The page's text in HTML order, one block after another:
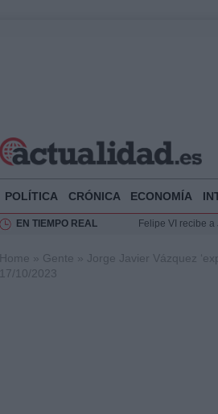
POLÍTICA CRÓNICA ECONOMÍA
EN TIEMPO REAL
Felipe VI recibe
Impacto
Home » Gente » Jorge Javier Vázquez
17/10/2023